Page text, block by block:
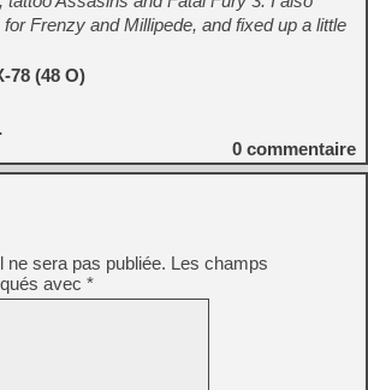
Frenzy and Millipede, and fixed up a little
78 (48 O)
0 commentaire
ne sera pas publiée. Les champs
avec *